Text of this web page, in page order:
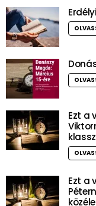
Ezt a
Ezt a